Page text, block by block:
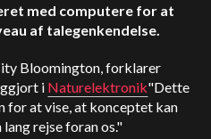
med computere for at
af talegenkendelse.
Bloomington, forklarer
i Naturelektronik"Dette
for at vise, at konceptet kan
rejse foran os."